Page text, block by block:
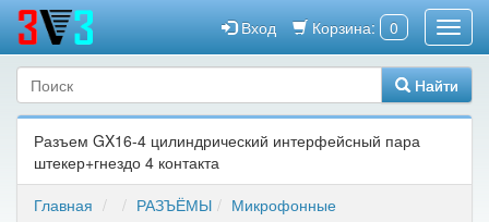
Корзина: 0
Вход
Найти
Разъем GX16-4 цилиндрический интерфейсный пара
штекер+гнездо 4 контакта
Главная
РАЗЪЁМЫ Микрофонные